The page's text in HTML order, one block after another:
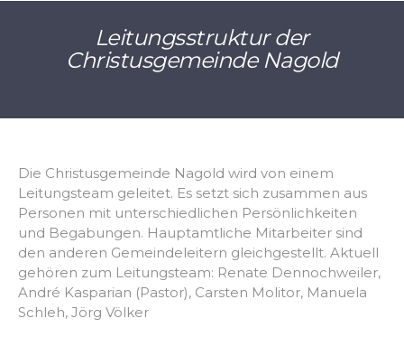
Leitungsstruktur der
Christusgemeinde Nagold
Die Christusgemeinde Nagold wird von einem
Leitungsteam geleitet. Es setzt sich zusammen aus
Personen mit unterschiedlichen Persönlichkeiten
und Begabungen. Hauptamtliche Mitarbeiter sind
den anderen Gemeindeleitern gleichgestellt. Aktuell
gehören zum Leitungsteam: Renate Dennochweiler,
André Kasparian (Pastor), Carsten Molitor, Manuela
Schleh, Jörg Völker